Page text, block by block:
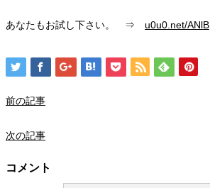
あなたもお試し下さい。 ⇒ u0u0.net/ANlB
前の記事
次の記事
コメント